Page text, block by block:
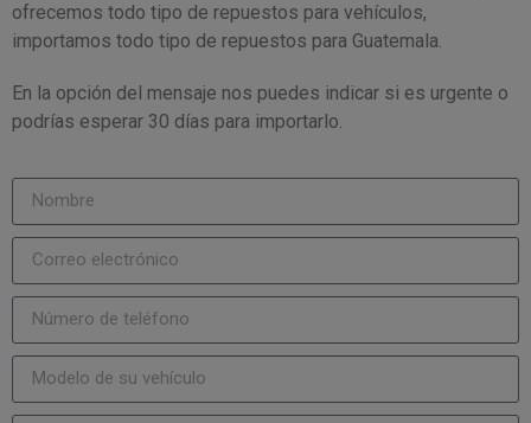
ofrecemos todo tipo de repuestos para vehículos,
importamos todo tipo de repuestos para Guatemala.
En la opción del mensaje nos puedes indicar si es urgente o
podrías esperar 30 días para importarlo.